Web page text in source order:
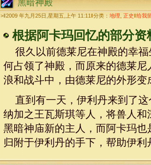
黑暗神殿
>‖2009 年九月25日,星期五,上午 11:11‖分类： 地理 正史 给我
根据阿卡玛回忆的部分资
很久以前德莱尼在神殿的幸
何占领了神殿，而原来的德莱
浪和战斗中，由德莱尼的外形
直到有一天，伊利丹来到了
纳加之王瓦斯琪等人，将兽人
黑暗神庙新的主人，而阿卡玛
归附于伊利丹的手下，帮助伊